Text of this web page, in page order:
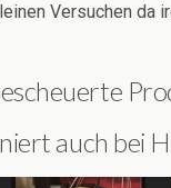
Versuchen da
auch bei